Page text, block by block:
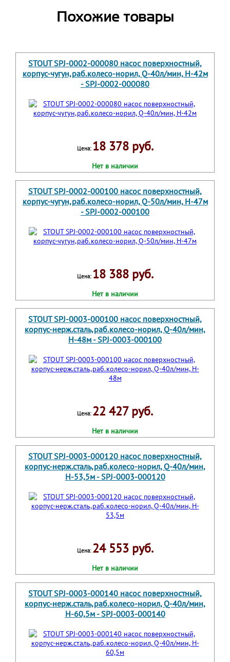
Похожие товары
STOUT SPJ-0002-000080 насос поверхностный,
корпус-чугун,раб.колесо-норил, Q-40л/мин, H-42м
- SPJ-0002-000080
Цена: 18 378 руб.
Нет в наличии
STOUT SPJ-0002-000100 насос поверхностный,
корпус-чугун,раб.колесо-норил, Q-50л/мин, H-47м
- SPJ-0002-000100
Цена: 18 388 руб.
Нет в наличии
STOUT SPJ-0003-000100 насос поверхностный,
корпус-нерж.сталь,раб.колесо-норил, Q-40л/мин,
H-48м - SPJ-0003-000100
Цена: 22 427 руб.
Нет в наличии
STOUT SPJ-0003-000120 насос поверхностный,
корпус-нерж.сталь,раб.колесо-норил, Q-40л/мин,
H-53,5м - SPJ-0003-000120
Цена: 24 553 руб.
Нет в наличии
STOUT SPJ-0003-000140 насос поверхностный,
корпус-нерж.сталь,раб.колесо-норил, Q-40л/мин,
H-60,5м - SPJ-0003-000140